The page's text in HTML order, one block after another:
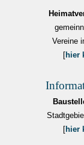
Vereine
[hier
[hier